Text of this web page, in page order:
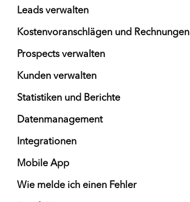
Leads verwalten
Kostenvoranschlägen und Rechnungen
Prospects verwalten
Kunden verwalten
Statistiken und Berichte
Datenmanagement
Integrationen
Mobile App
Wie melde ich einen Fehler